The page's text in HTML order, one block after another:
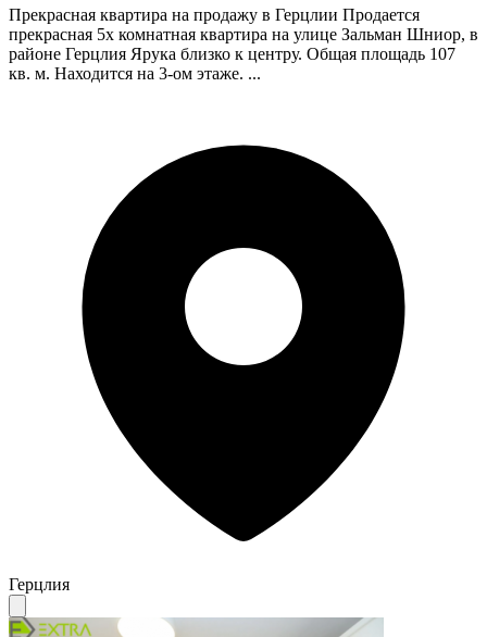
Прекрасная квартира на продажу в Герцлии Продается
прекрасная 5х комнатная квартира на улице Зальман Шниор, в
районе Герцлия Ярука близко к центру. Общая площадь 107
кв. м. Находится на 3-ом этаже. ...
Герцлия